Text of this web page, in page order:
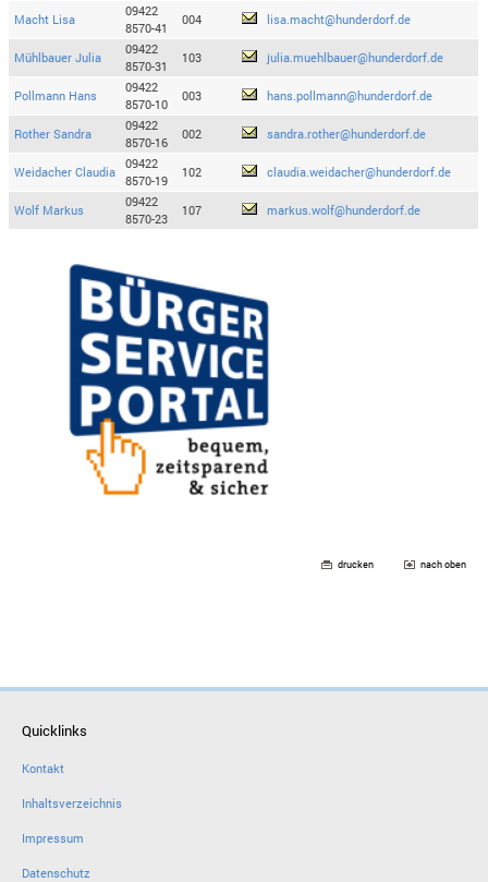
Macht Lisa
09422
8570-41
004 lisa.macht@hunderdorf.de
Mühlbauer Julia
09422
8570-31
103 julia.muehlbauer@hunderdorf.de
Pollmann Hans
09422
8570-10
003 hans.pollmann@hunderdorf.de
Rother Sandra
09422
8570-16
002 sandra.rother@hunderdorf.de
Weidacher Claudia
09422
8570-19
102 claudia.weidacher@hunderdorf.de
Wolf Markus
09422
8570-23
107 markus.wolf@hunderdorf.de
drucken nach oben
Quicklinks
Kontakt
Inhaltsverzeichnis
Impressum
Datenschutz